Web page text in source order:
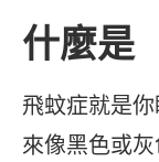
什麼是
飛蚊症就是
來像黑色或